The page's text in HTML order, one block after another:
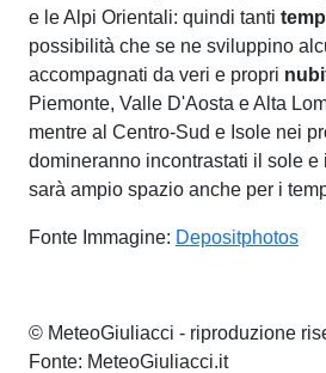
e le Alpi Orientali: quindi tanti
possibilità che se ne sviluppino
accompagnati da veri e propri
Piemonte, Valle D'Aosta e Alta
mentre al Centro-Sud e Isole nei
domineranno incontrastati il sole e
sarà ampio spazio anche per i
Fonte Immagine: Depositphotos
© MeteoGiuliacci - riproduzione
Fonte: MeteoGiuliacci.it